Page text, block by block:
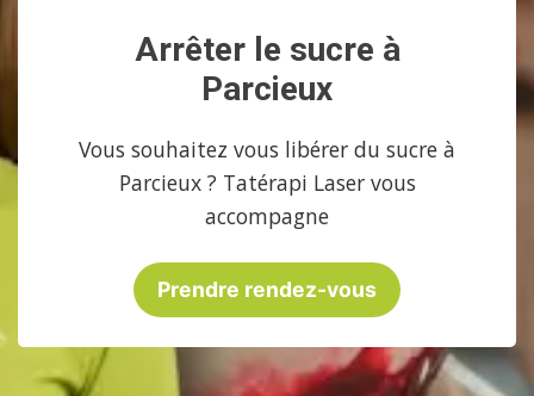
Arrêter le sucre à
Parcieux
Vous souhaitez vous libérer du sucre à
Parcieux ? Tatérapi Laser vous
accompagne
Prendre rendez-vous